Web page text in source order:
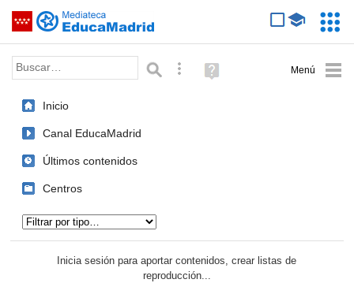
Saltar navegación
Palabra o frase: Búsqueda avanzada
Ayuda
(en
Inicio
Canal EducaMadrid
Últimos contenidos
Centros
Inicia sesión para aportar contenidos, crear listas de
reproducción...